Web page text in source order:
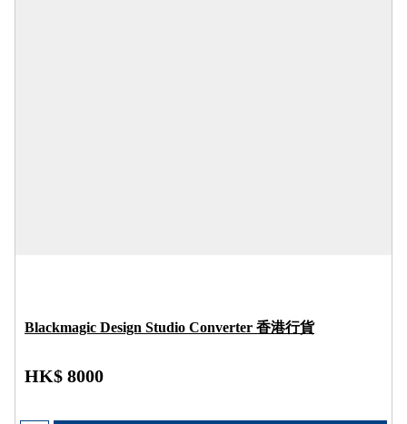
Blackmagic Design Studio Converter 香港行貨
HK$ 8000